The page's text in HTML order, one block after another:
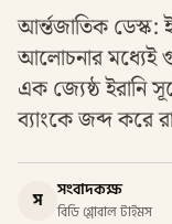
আর্ন্তজাতিক ডেস্ক:
আলোচনার মধ্যেই
এক জ্যেষ্ঠ ইরানি
ব্যাংকে জব্দ করে
স সংবাদকক্ষ
বিডি গ্লোবাল টাইমস